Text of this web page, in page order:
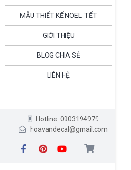
MẪU THIẾT KẾ NOEL, TẾT
GIỚI THIỆU
BLOG CHIA SẺ
LIÊN HỆ
Hotline: 0903194979
hoavandecal@gmail.com